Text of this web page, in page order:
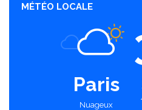
MÉTÉO LOCALE
Paris
Nuageux